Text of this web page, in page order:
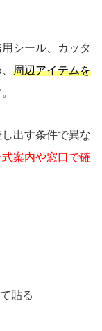
シール、カッタ
周辺アイテムを
出す条件で異な
案内や窓口で確
貼る